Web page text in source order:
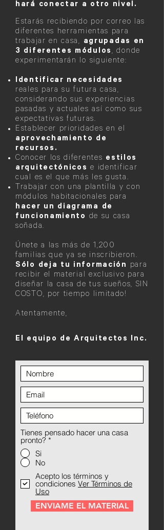
hará conectar a otro nivel.
Estarás recibiendo por correo las
diferentes herramientas para
trabajar en casa, agrupadas en
3 diferentes módulos, donde
experimentarán lo siguiente:
Identificar necesidades
reales para su futura casa,
considerando sus experiencias
pasadas y actuales así como sus
expectativas futuras.
Establecer prioridades en el
aprovechamiento de
recursos.
Conocer los diferentes estilos
arquitectónicos e identificar
cual es el que más les gusta.
Trabajar con una plantilla y con
módulos habitacionales para
hacer un diagrama de
funcionamiento de su casa
soñada.
Únete a las más de 1,200
familias que ya se inscribieron.
Sólo deja tu información para
recibir el material exclusivo para
diseñar la casa de tus sueños, SIN
COSTO, por tiempo limitado!
Atentamente,
El equipo de Arquitectos Inc.
Tienes pensado hacer una casa
pronto? *
Si
No
Acepto los términos y
condiciones Ver Términos de
Uso
ENVIAME EL MATERIAL